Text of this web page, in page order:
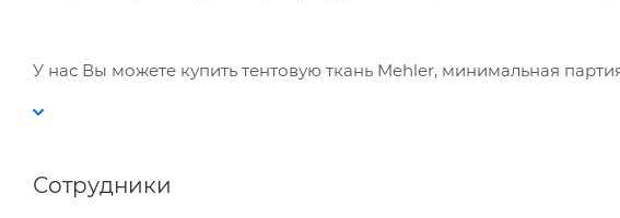
У нас Вы можете купить тентовую ткань Mehler, минимальная
Сотрудники